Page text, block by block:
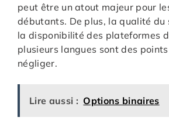
peut être un atout majeur pour
débutants. De plus, la qualité du
la disponibilité des plateformes
plusieurs langues sont des
négliger.
Lire aussi : Options binaires